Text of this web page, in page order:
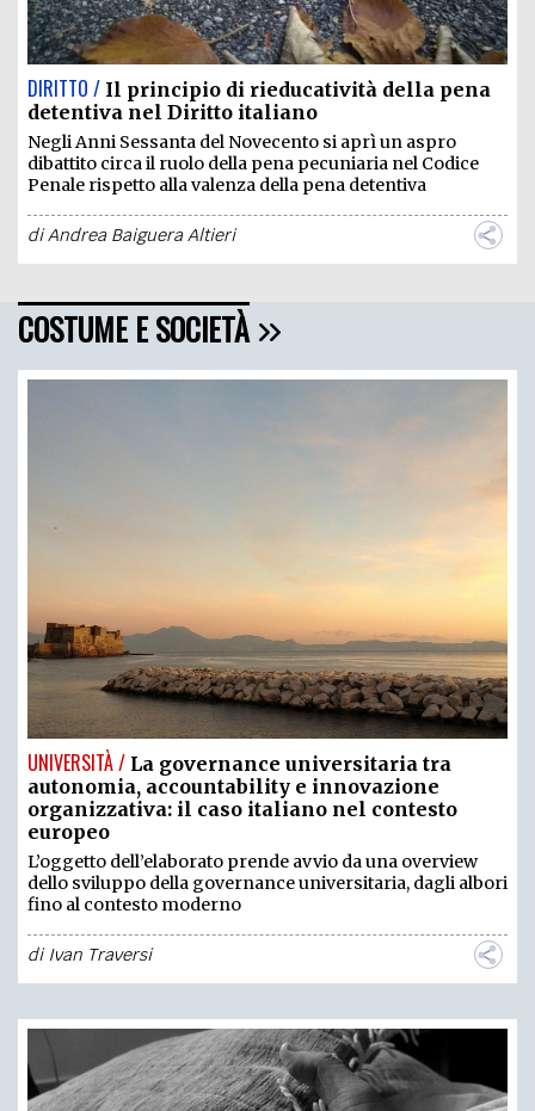
DIRITTO / Il principio di rieducatività della pena
detentiva nel Diritto italiano
Negli Anni Sessanta del Novecento si aprì un aspro
dibattito circa il ruolo della pena pecuniaria nel Codice
Penale rispetto alla valenza della pena detentiva
diAndrea Baiguera Altieri
COSTUME E SOCIETÀ
UNIVERSITÀ / La governance universitaria tra
autonomia, accountability e innovazione
organizzativa: il caso italiano nel contesto
europeo
L’oggetto dell’elaborato prende avvio da una overview
dello sviluppo della governance universitaria, dagli albori
fino al contesto moderno
di Ivan Traversi